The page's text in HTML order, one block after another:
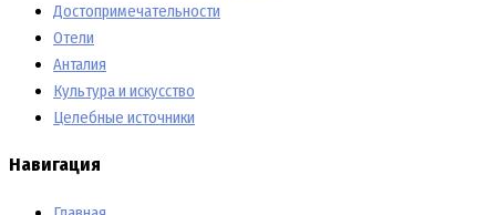
Достопримечательности
Отели
Анталия
Культура и искусство
Целебные источники
Навигация